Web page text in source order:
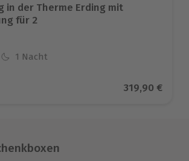
in der Therme Erding mit
für 2
1 Nacht
basierend auf 2 BewertungenAktueller
319,90 €